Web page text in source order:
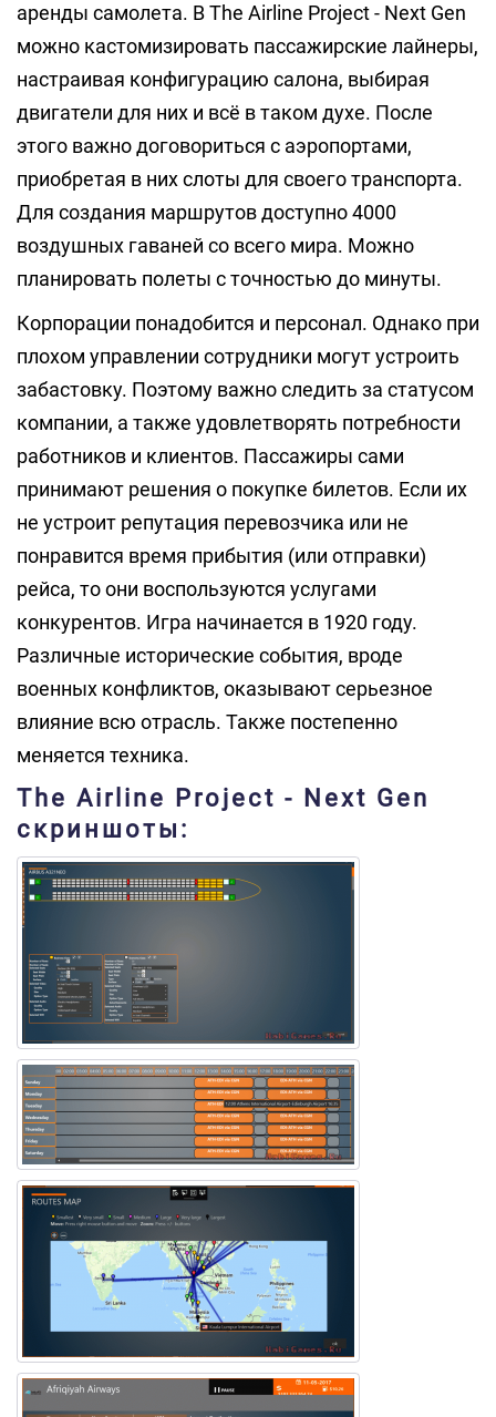
аренды самолета. В The Airline Project - Next Gen
можно кастомизировать пассажирские лайнеры,
настраивая конфигурацию салона, выбирая
двигатели для них и всё в таком духе. После
этого важно договориться с аэропортами,
приобретая в них слоты для своего транспорта.
Для создания маршрутов доступно 4000
воздушных гаваней со всего мира. Можно
планировать полеты с точностью до минуты.
Корпорации понадобится и персонал. Однако при
плохом управлении сотрудники могут устроить
забастовку. Поэтому важно следить за статусом
компании, а также удовлетворять потребности
работников и клиентов. Пассажиры сами
принимают решения о покупке билетов. Если их
не устроит репутация перевозчика или не
понравится время прибытия (или отправки)
рейса, то они воспользуются услугами
конкурентов. Игра начинается в 1920 году.
Различные исторические события, вроде
военных конфликтов, оказывают серьезное
влияние всю отрасль. Также постепенно
меняется техника.
The Airline Project - Next Gen
скриншоты: